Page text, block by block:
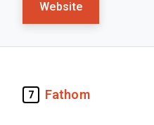
Website
7 Fathom